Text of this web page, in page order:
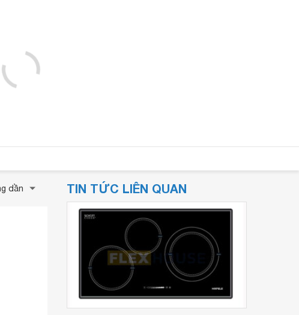
dần TIN TỨC LIÊN QUAN